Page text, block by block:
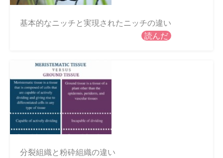
基本的なニッチと実現されたニッチの違い
読んだ
分裂組織と粉砕組織の違い